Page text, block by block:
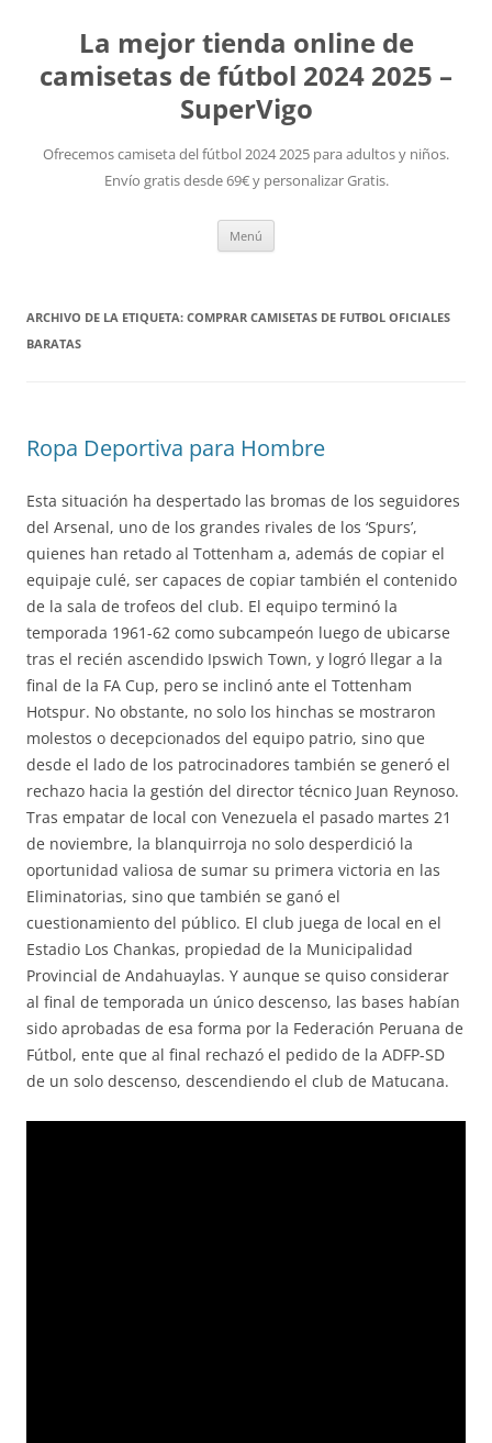
La mejor tienda online de
camisetas de fútbol 2024 2025 –
SuperVigo
Ofrecemos camiseta del fútbol 2024 2025 para adultos y niños.
Envío gratis desde 69€ y personalizar Gratis.
Menú
ARCHIVO DE LA ETIQUETA: COMPRAR CAMISETAS DE FUTBOL OFICIALES
BARATAS
Ropa Deportiva para Hombre
Esta situación ha despertado las bromas de los seguidores
del Arsenal, uno de los grandes rivales de los ‘Spurs’,
quienes han retado al Tottenham a, además de copiar el
equipaje culé, ser capaces de copiar también el contenido
de la sala de trofeos del club. El equipo terminó la
temporada 1961-62 como subcampeón luego de ubicarse
tras el recién ascendido Ipswich Town, y logró llegar a la
final de la FA Cup, pero se inclinó ante el Tottenham
Hotspur. No obstante, no solo los hinchas se mostraron
molestos o decepcionados del equipo patrio, sino que
desde el lado de los patrocinadores también se generó el
rechazo hacia la gestión del director técnico Juan Reynoso.
Tras empatar de local con Venezuela el pasado martes 21
de noviembre, la blanquirroja no solo desperdició la
oportunidad valiosa de sumar su primera victoria en las
Eliminatorias, sino que también se ganó el
cuestionamiento del público. El club juega de local en el
Estadio Los Chankas, propiedad de la Municipalidad
Provincial de Andahuaylas. Y aunque se quiso considerar
al final de temporada un único descenso, las bases habían
sido aprobadas de esa forma por la Federación Peruana de
Fútbol, ente que al final rechazó el pedido de la ADFP-SD
de un solo descenso, descendiendo el club de Matucana.